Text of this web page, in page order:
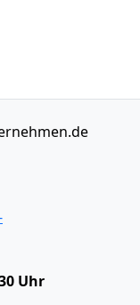
Uhr